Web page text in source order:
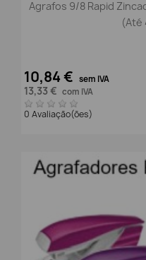
Agrafos 9/8 Rapid
(Até
10,84 € sem IVA
13,33 € com IVA
0 Avaliação(ões)